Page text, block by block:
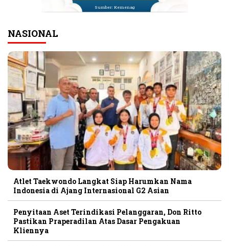
Sumber: Kemenag
NASIONAL
Atlet Taekwondo Langkat Siap Harumkan Nama
Indonesia di Ajang Internasional G2 Asian
Penyitaan Aset Terindikasi Pelanggaran, Don Ritto
Pastikan Praperadilan Atas Dasar Pengakuan
Kliennya